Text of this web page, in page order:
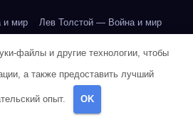
и мир Лев Толстой — Война и мир
и мир Лев Толстой — Война и мир
мир Лев Толстой — Война и мир
Лев Толстой — Война и мир
файлы и другие технологии, чтобы
а также предоставить лучший
опыт. OK